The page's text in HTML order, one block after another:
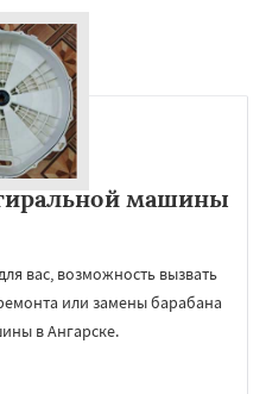
машины
вас, возможность вызвать
или замены барабана
в Ангарске.